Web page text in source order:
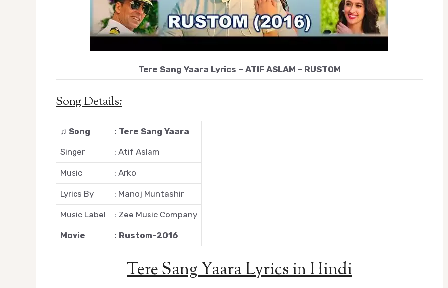
Tere Sang Yaara Lyrics – ATIF ASLAM – RUSTOM
Song Details:
♫ Song : Tere Sang Yaara
Singer : Atif Aslam
Music : Arko
Lyrics By : Manoj Muntashir
Music Label : Zee Music Company
Movie : Rustom-2016
Tere Sang Yaara Lyrics in Hindi